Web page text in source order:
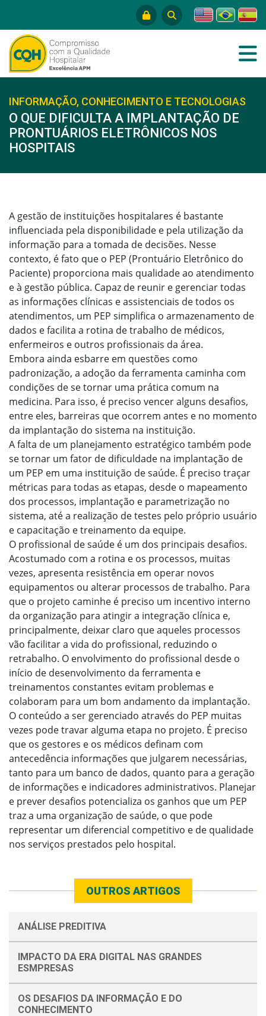
INFORMAÇÃO, CONHECIMENTO E TECNOLOGIAS
O QUE DIFICULTA A IMPLANTAÇÃO DE
PRONTUÁRIOS ELETRÔNICOS NOS
HOSPITAIS
A gestão de instituições hospitalares é bastante
influenciada pela disponibilidade e pela utilização da
informação para a tomada de decisões. Nesse
contexto, é fato que o PEP (Prontuário Eletrônico do
Paciente) proporciona mais qualidade ao atendimento
e à gestão pública. Capaz de reunir e gerenciar todas
as informações clínicas e assistenciais de todos os
atendimentos, um PEP simplifica o armazenamento de
dados e facilita a rotina de trabalho de médicos,
enfermeiros e outros profissionais da área.
Embora ainda esbarre em questões como
padronização, a adoção da ferramenta caminha com
condições de se tornar uma prática comum na
medicina. Para isso, é preciso vencer alguns desafios,
entre eles, barreiras que ocorrem antes e no momento
da implantação do sistema na instituição.
A falta de um planejamento estratégico também pode
se tornar um fator de dificuldade na implantação de
um PEP em uma instituição de saúde. É preciso traçar
métricas para todas as etapas, desde o mapeamento
dos processos, implantação e parametrização no
sistema, até a realização de testes pelo próprio usuário
e capacitação e treinamento da equipe.
O profissional de saúde é um dos principais desafios.
Acostumado com a rotina e os processos, muitas
vezes, apresenta resistência em operar novos
equipamentos ou alterar processos de trabalho. Para
que o projeto caminhe é preciso um incentivo interno
da organização para atingir a integração clínica e,
principalmente, deixar claro que aqueles processos
vão facilitar a vida do profissional, reduzindo o
retrabalho. O envolvimento do profissional desde o
início de desenvolvimento da ferramenta e
treinamentos constantes evitam problemas e
colaboram para um bom andamento da implantação.
O conteúdo a ser gerenciado através do PEP muitas
vezes pode travar alguma etapa no projeto. É preciso
que os gestores e os médicos definam com
antecedência informações que julgarem necessárias,
tanto para um banco de dados, quanto para a geração
de informações e indicadores administrativos. Planejar
e prever desafios potencializa os ganhos que um PEP
traz a uma organização de saúde, o que pode
representar um diferencial competitivo e de qualidade
nos serviços prestados pelo hospital.
OUTROS ARTIGOS
ANÁLISE PREDITIVA
IMPACTO DA ERA DIGITAL NAS GRANDES
ESMPRESAS
OS DESAFIOS DA INFORMAÇÃO E DO
CONHECIMENTO